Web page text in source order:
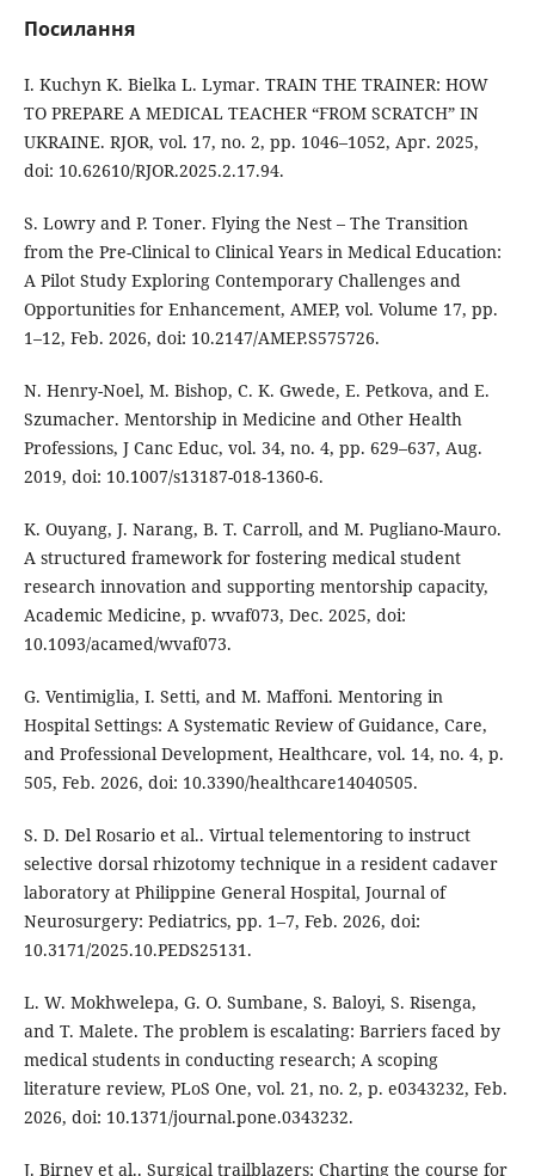
Посилання
I. Kuchyn K. Bielka L. Lymar. TRAIN THE TRAINER: HOW
TO PREPARE A MEDICAL TEACHER “FROM SCRATCH” IN
UKRAINE. RJOR, vol. 17, no. 2, pp. 1046–1052, Apr. 2025,
doi: 10.62610/RJOR.2025.2.17.94.
S. Lowry and P. Toner. Flying the Nest – The Transition
from the Pre-Clinical to Clinical Years in Medical Education:
A Pilot Study Exploring Contemporary Challenges and
Opportunities for Enhancement, AMEP, vol. Volume 17, pp.
1–12, Feb. 2026, doi: 10.2147/AMEP.S575726.
N. Henry-Noel, M. Bishop, C. K. Gwede, E. Petkova, and E.
Szumacher. Mentorship in Medicine and Other Health
Professions, J Canc Educ, vol. 34, no. 4, pp. 629–637, Aug.
2019, doi: 10.1007/s13187-018-1360-6.
K. Ouyang, J. Narang, B. T. Carroll, and M. Pugliano-Mauro.
A structured framework for fostering medical student
research innovation and supporting mentorship capacity,
Academic Medicine, p. wvaf073, Dec. 2025, doi:
10.1093/acamed/wvaf073.
G. Ventimiglia, I. Setti, and M. Maffoni. Mentoring in
Hospital Settings: A Systematic Review of Guidance, Care,
and Professional Development, Healthcare, vol. 14, no. 4, p.
505, Feb. 2026, doi: 10.3390/healthcare14040505.
S. D. Del Rosario et al.. Virtual telementoring to instruct
selective dorsal rhizotomy technique in a resident cadaver
laboratory at Philippine General Hospital, Journal of
Neurosurgery: Pediatrics, pp. 1–7, Feb. 2026, doi:
10.3171/2025.10.PEDS25131.
L. W. Mokhwelepa, G. O. Sumbane, S. Baloyi, S. Risenga,
and T. Malete. The problem is escalating: Barriers faced by
medical students in conducting research; A scoping
literature review, PLoS One, vol. 21, no. 2, p. e0343232, Feb.
2026, doi: 10.1371/journal.pone.0343232.
J. Birney et al.. Surgical trailblazers: Charting the course for